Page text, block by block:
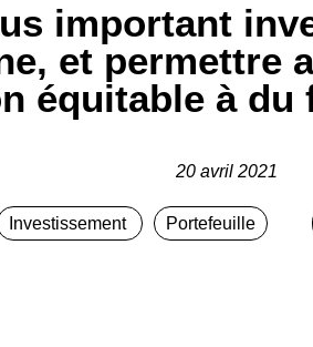
important
et permettre
équitable à du
20 avril 2021
Investissement Portefeuille